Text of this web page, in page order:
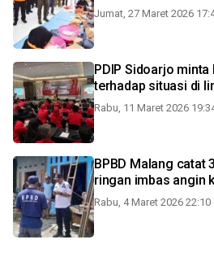
Jumat, 27 Maret 2026
PDIP Sidoarjo
terhadap situasi di
Rabu, 11 Maret 2026
BPBD Malang catat
ringan imbas angin
Rabu, 4 Maret 2026 22:10